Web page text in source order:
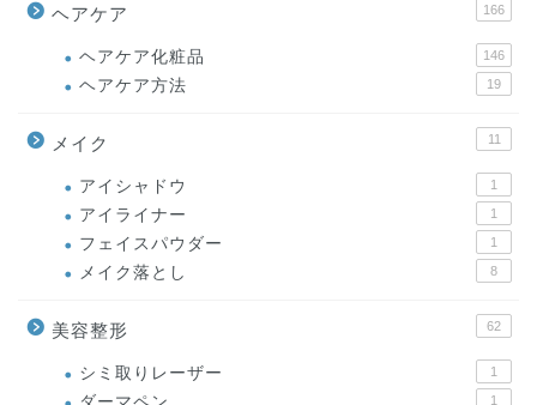
ヘアケア 166
ヘアケア化粧品 146
ヘアケア方法 19
メイク 11
アイシャドウ 1
アイライナー 1
フェイスパウダー 1
メイク落とし 8
美容整形 62
シミ取りレーザー 1
1